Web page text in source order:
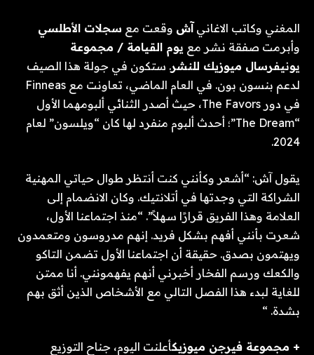
المغني وكاتب الاغاني آش وقعت مع سجلات الأطلسي
وأبرمت صفقة نشر مع يوم القيامة / مجموعة
يونيفرسال ميوزيك للنشر. ستكون في جولة هذا الصيف
لدعم بنسون بون. في العام الماضي، تعاونت مع Finneas
في دور The Favors، حيث أصدر الثنائي ألبومهما الأول
“The Dream”؛ أحدث ألبوم منفرد لها كان “ويلسون” لعام
2024.
يقول آش: “أشعر وكأنني كنت أنتظر طوال حياتي المهنية
الشراكة التي وجدتها في أتلانتيك. وكان الانضمام إلى
العلامة وهذا الفريق قرارًا سهلاً”. “منذ اجتماعنا الأول،
شعرت بأنني أفهم بشكل فريد. إنهم مدروسون ومتعمدون
ويهتمون بصدق. حقيقة أن اجتماعنا الأول تضمن التاكو
والكعك ورسم الفخار أخبرني أنهم يفهمونني. أنا ممتن
للغاية لبدء هذا الفصل التالي مع الأشخاص الذين أثق بهم
بشدة. “
+ مجموعة فيرجن ميوزيكأعلنت اليوم، جناح التوزيع